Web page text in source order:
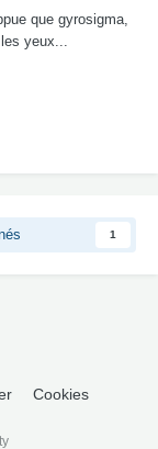
que gyrosigma,
yeux...
1
Cookies